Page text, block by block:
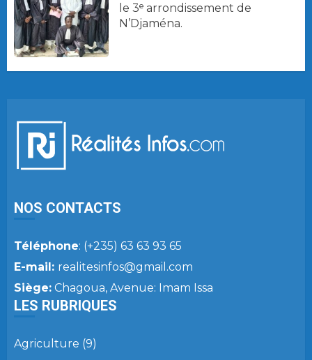
le 3ᵉ arrondissement de
N’Djaména.
NOS CONTACTS
Téléphone: (+235) 63 63 93 65
E-mail: realitesinfos@gmail.com
Siège: Chagoua, Avenue: Imam Issa
LES RUBRIQUES
Agriculture (9)